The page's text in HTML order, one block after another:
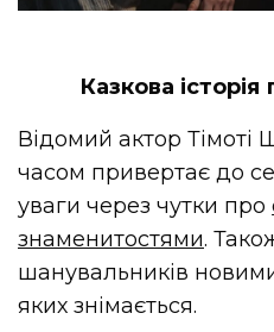
Казкова
Відомий актор Тімоті
часом привертає до
уваги через чутки про
знаменитостями.
шанувальників
яких знімається.